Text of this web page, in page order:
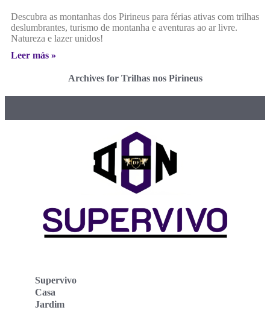
Descubra as montanhas dos Pirineus para férias ativas com trilhas
deslumbrantes, turismo de montanha e aventuras ao ar livre.
Natureza e lazer unidos!
Leer más »
Archives for Trilhas nos Pirineus
Supervivo
Casa
Jardim